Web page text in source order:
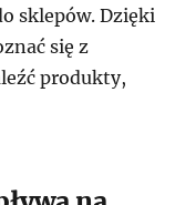
sklepów. Dzięki
się z
produkty,